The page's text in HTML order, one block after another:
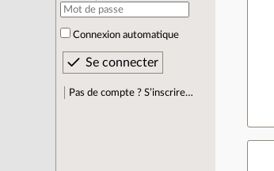
Connexion automatique
Pas de compte ? S’inscrire…